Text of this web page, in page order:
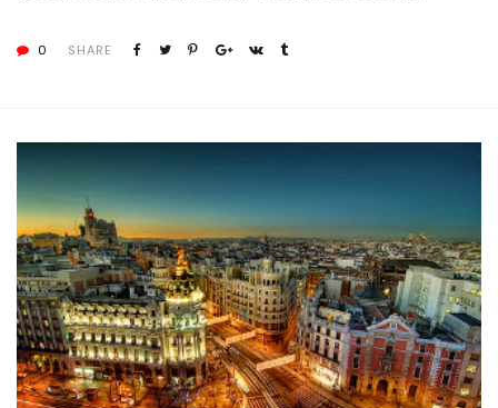
0 SHARE